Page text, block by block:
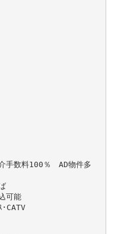
手数料100％ AD物件多
可能
CATV